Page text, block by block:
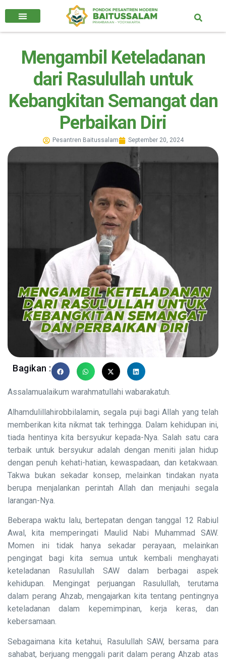
Mengambil Keteladanan
dari Rasulullah untuk
Kebangkitan Semangat dan
Perbaikan Diri
Pesantren Baitussalam September 20, 2024
Bagikan :
Assalamualaikum warahmatullahi wabarakatuh.
Alhamdulillahirobbilalamin, segala puji bagi Allah yang telah
memberikan kita nikmat tak terhingga. Dalam kehidupan ini,
tiada hentinya kita bersyukur kepada-Nya. Salah satu cara
terbaik untuk bersyukur adalah dengan meniti jalan hidup
dengan penuh kehati-hatian, kewaspadaan, dan ketakwaan.
Takwa bukan sekadar konsep, melainkan tindakan nyata
berupa menjalankan perintah Allah dan menjauhi segala
larangan-Nya.
Beberapa waktu lalu, bertepatan dengan tanggal 12 Rabiul
Awal, kita memperingati Maulid Nabi Muhammad SAW.
Momen ini tidak hanya sekadar perayaan, melainkan
pengingat bagi kita semua untuk kembali menghayati
keteladanan Rasulullah SAW dalam berbagai aspek
kehidupan. Mengingat perjuangan Rasulullah, terutama
dalam perang Ahzab, mengajarkan kita tentang pentingnya
keteladanan dalam kepemimpinan, kerja keras, dan
kebersamaan.
Sebagaimana kita ketahui, Rasulullah SAW, bersama para
sahabat, berjuang menggali parit dalam perang Ahzab atas